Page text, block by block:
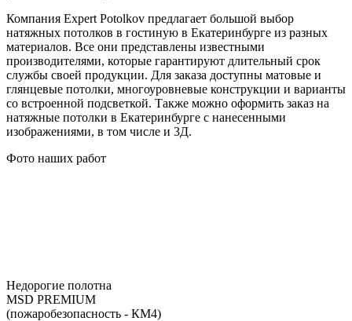
Компания Expert Potolkov предлагает большой выбор
натяжных потолков в гостиную в Екатеринбурге из разных
материалов. Все они представлены известными
производителями, которые гарантируют длительный срок
службы своей продукции. Для заказа доступны матовые и
глянцевые потолки, многоуровневые конструкции и варианты
со встроенной подсветкой. Также можно оформить заказ на
натяжные потолки в Екатеринбурге с нанесенными
изображениями, в том числе и 3Д.
Фото наших работ
Недорогие полотна
MSD PREMIUM
(пожаробезопасность - КМ4)